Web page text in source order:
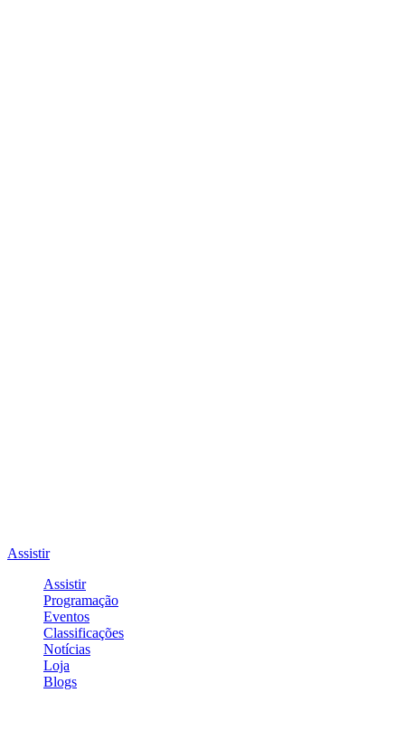
Assistir
Assistir
Programação
Eventos
Classificações
Notícias
Loja
Blogs